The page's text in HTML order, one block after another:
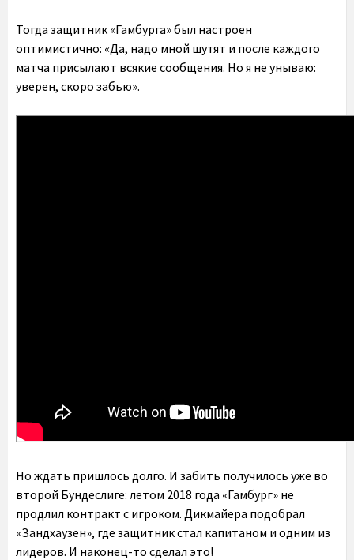
Тогда защитник «Гамбурга» был настроен
оптимистично: «Да, надо мной шутят и после каждого
матча присылают всякие сообщения. Но я не унываю:
уверен, скоро забью».
Но ждать пришлось долго. И забить получилось уже во
второй Бундеслиге: летом 2018 года «Гамбург» не
продлил контракт с игроком. Дикмайера подобрал
«Зандхаузен», где защитник стал капитаном и одним из
лидеров. И наконец-то сделал это!